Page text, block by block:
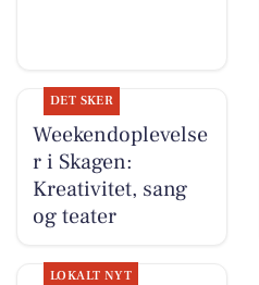
DET SKER
Weekendoplevelse
r i Skagen:
Kreativitet, sang
og teater
LOKALT NYT